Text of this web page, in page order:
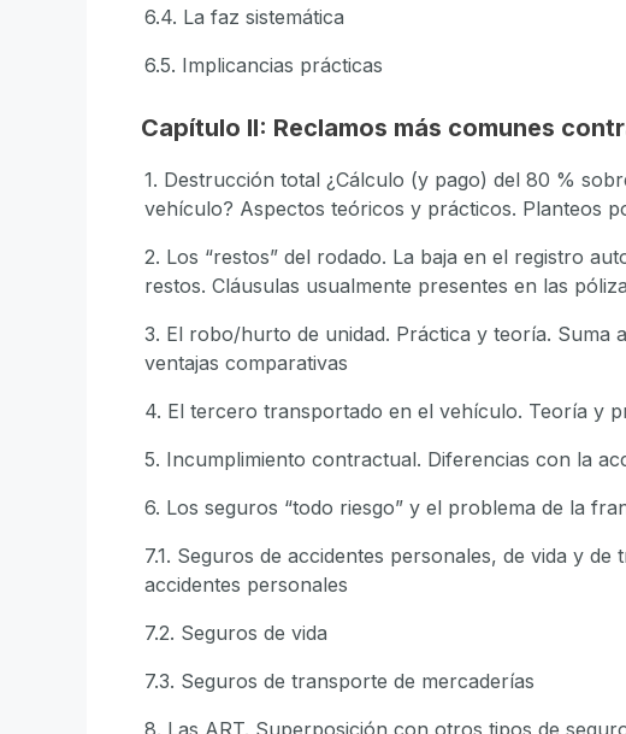
6.4. La faz sistemática
6.5. Implicancias prácticas
Capítulo II: Reclamos más comunes
1. Destrucción total ¿Cálculo (y pago) del 80 %
vehículo? Aspectos teóricos y prácticos. Planteos
2. Los “restos” del rodado. La baja en el registro
restos. Cláusulas usualmente presentes en las
3. El robo/hurto de unidad. Práctica y teoría. Suma
ventajas comparativas
4. El tercero transportado en el vehículo. Teoría y
5. Incumplimiento contractual. Diferencias con la
6. Los seguros “todo riesgo” y el problema de la
7.1. Seguros de accidentes personales, de vida y
accidentes personales
7.2. Seguros de vida
7.3. Seguros de transporte de mercaderías
8. Las ART. Superposición con otros tipos de